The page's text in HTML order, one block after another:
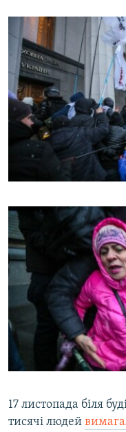
17 листопада біля
тисячі людей